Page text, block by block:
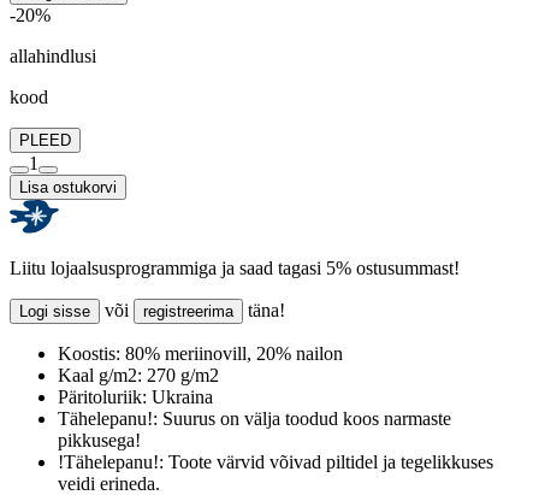
-20%
allahindlusi
kood
PLEED
1
Lisa ostukorvi
Liitu lojaalsusprogrammiga ja saad tagasi 5% ostusummast!
Logi sisse või registreerima täna!
Koostis: 80% meriinovill, 20% nailon
Kaal g/m2: 270 g/m2
Päritoluriik: Ukraina
Tähelepanu!: Suurus on välja toodud koos narmaste
pikkusega!
!Tähelepanu!: Toote värvid võivad piltidel ja tegelikkuses
veidi erineda.